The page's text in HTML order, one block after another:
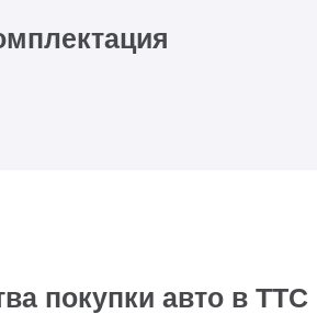
покупки авто в ТТС